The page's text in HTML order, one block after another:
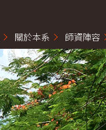
關於本系 師資陣容